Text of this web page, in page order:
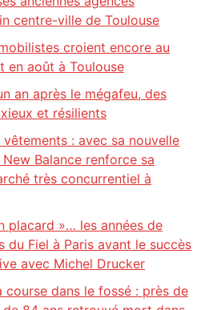
centre-ville de Toulouse
croient encore au
en août à Toulouse
an après le mégafeu, des
et résilients
: avec sa nouvelle
Balance renforce sa
très concurrentiel à
placard »… les années de
du Fiel à Paris avant le succès
avec Michel Drucker
course dans le fossé : près de